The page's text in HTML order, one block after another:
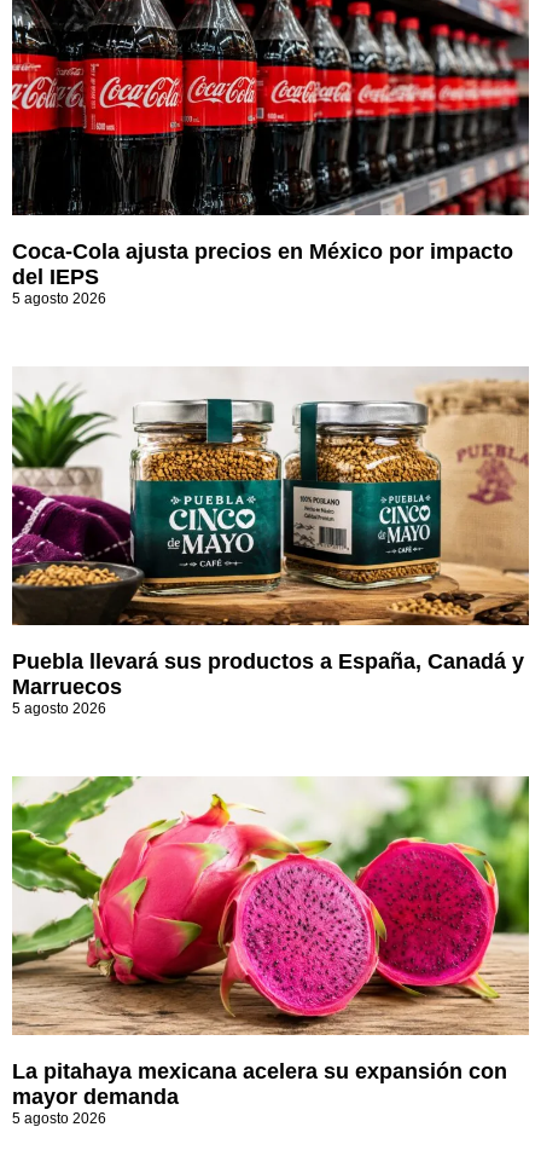
Coca-Cola ajusta precios en México por impacto
del IEPS
5 agosto 2026
Puebla llevará sus productos a España, Canadá y
Marruecos
5 agosto 2026
La pitahaya mexicana acelera su expansión con
mayor demanda
5 agosto 2026